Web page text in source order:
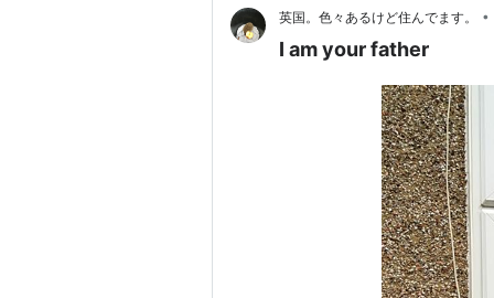
英国。色々あるけど住んでます。 •
I am your father